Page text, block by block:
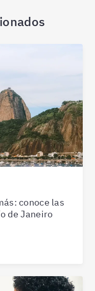
conoce las
de Janeiro